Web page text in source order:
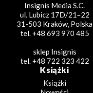
Insignis Media S.C.
ul. Lubicz 17D/21–22
31-503 Kraków, Polska
tel. +48 693 970 485
sklep Insignis
tel. +48 722 323 422
Książki
Książki